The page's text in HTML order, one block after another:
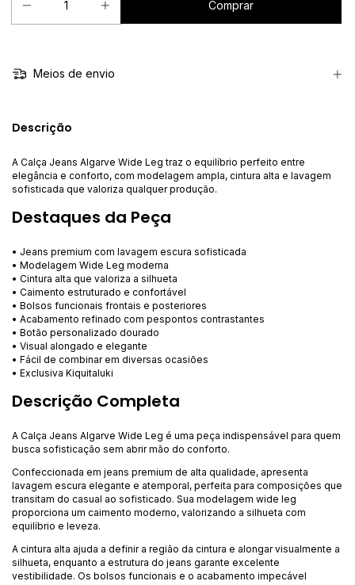
Meios de envio
Descrição
A Calça Jeans Algarve Wide Leg traz o equilíbrio perfeito entre
elegância e conforto, com modelagem ampla, cintura alta e lavagem
sofisticada que valoriza qualquer produção.
Destaques da Peça
• Jeans premium com lavagem escura sofisticada
• Modelagem Wide Leg moderna
• Cintura alta que valoriza a silhueta
• Caimento estruturado e confortável
• Bolsos funcionais frontais e posteriores
• Acabamento refinado com pespontos contrastantes
• Botão personalizado dourado
• Visual alongado e elegante
• Fácil de combinar em diversas ocasiões
• Exclusiva Kiquitaluki
Descrição Completa
A Calça Jeans Algarve Wide Leg é uma peça indispensável para quem
busca sofisticação sem abrir mão do conforto.
Confeccionada em jeans premium de alta qualidade, apresenta
lavagem escura elegante e atemporal, perfeita para composições que
transitam do casual ao sofisticado. Sua modelagem wide leg
proporciona um caimento moderno, valorizando a silhueta com
equilíbrio e leveza.
A cintura alta ajuda a definir a região da cintura e alongar visualmente a
silhueta, enquanto a estrutura do jeans garante excelente
vestibilidade. Os bolsos funcionais e o acabamento impecável